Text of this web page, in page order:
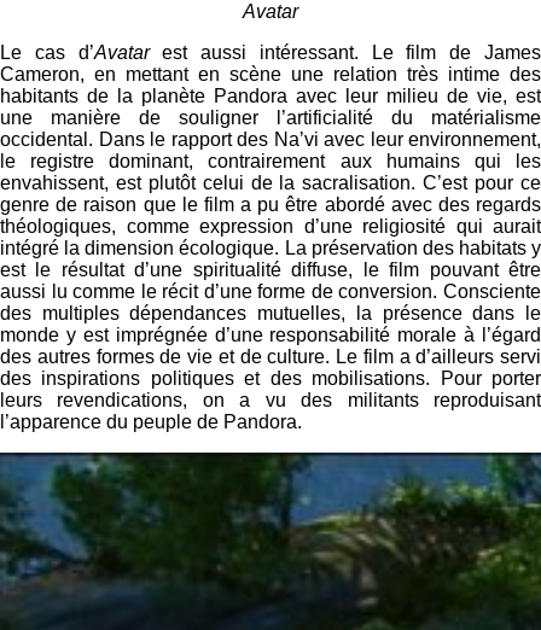
Avatar
Le cas d’Avatarest aussi intéressant. Le film de James
Cameron, en mettant en scène une relation très intime des
habitants de la planète Pandora avec leur milieu de vie, est
une manière de souligner l’artificialité du matérialisme
occidental. Dans le rapport des Na’vi avec leur environnement,
le registre dominant, contrairement aux humains qui les
envahissent, est plutôt celui de la sacralisation. C’est pour ce
genre de raison que le film a pu être abordé avec des regards
théologiques, comme expression d’une religiosité qui aurait
intégré la dimension écologique. La préservation des habitats y
est le résultat d’une spiritualité diffuse, le film pouvant être
aussi lu comme le récit d’une forme de conversion. Consciente
des multiples dépendances mutuelles, la présence dans le
monde y est imprégnée d’une responsabilité morale à l’égard
des autres formes de vie et de culture. Le film a d’ailleurs servi
des inspirations politiques et des mobilisations. Pour porter
leurs revendications, on a vu des militants reproduisant
l’apparence du peuple de Pandora.